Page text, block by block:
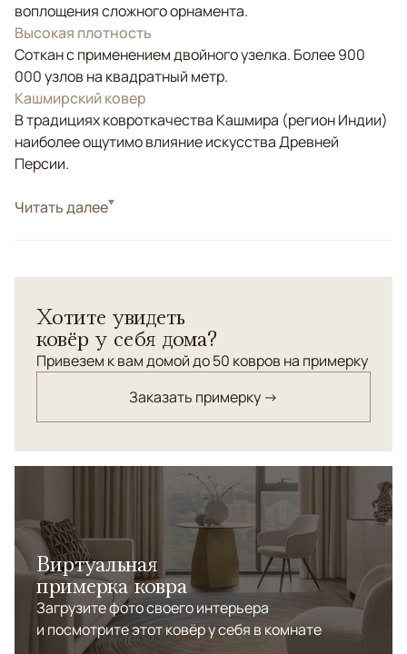
воплощения сложного орнамента.
Высокая плотность
Соткан с применением двойного узелка. Более 900
000 узлов на квадратный метр.
Кашмирский ковер
В традициях ковроткачества Кашмира (регион Индии)
наиболее ощутимо влияние искусства Древней
Персии.
СтильКлассические
Читать далее
Хотите увидеть
ковёр у себя дома?
Привезем к вам домой до 50 ковров на примерку
Заказать примерку →
Виртуальная
примерка ковра
Загрузите фото своего интерьера
и посмотрите этот ковёр у себя в комнате